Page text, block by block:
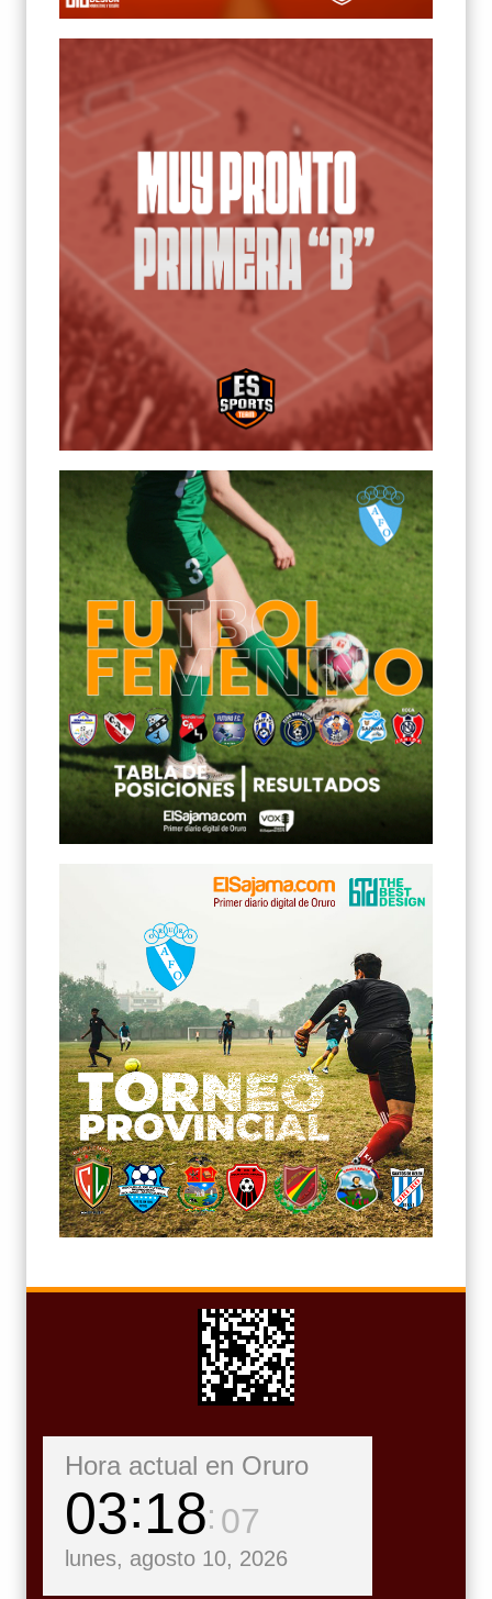
Hora actual en Oruro
03 18 09
lunes, agosto 10, 2026